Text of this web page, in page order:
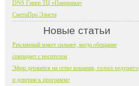
DNS Гипер ТЦ «Панорама»
СметаПро Элиста
Новые статьи
Рекламный макет сильнее, когда обещание
совпадает с носителем
Эфир держится на сетке вещания, голосе ведущего
и доверии к программе